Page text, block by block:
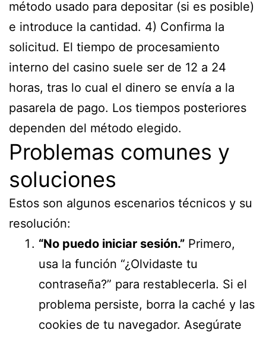
método usado para depositar (si es posible)
e introduce la cantidad. 4) Confirma la
solicitud. El tiempo de procesamiento
interno del casino suele ser de 12 a 24
horas, tras lo cual el dinero se envía a la
pasarela de pago. Los tiempos posteriores
dependen del método elegido.
Problemas comunes y
soluciones
Estos son algunos escenarios técnicos y su
resolución:
“No puedo iniciar sesión.” Primero,
usa la función “¿Olvidaste tu
contraseña?” para restablecerla. Si el
problema persiste, borra la caché y las
cookies de tu navegador. Asegúrate